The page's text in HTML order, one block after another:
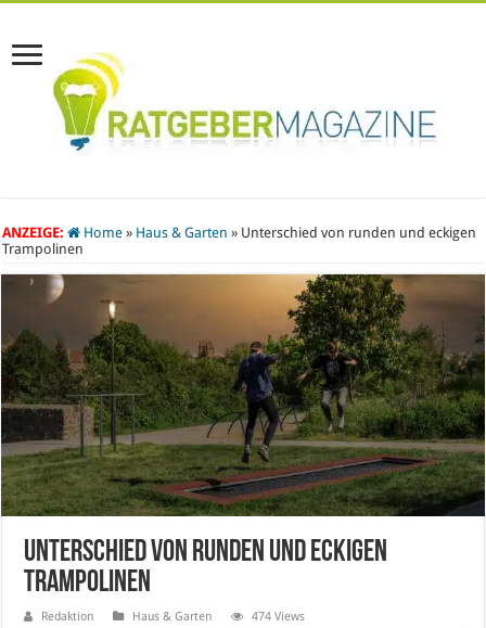
ANZEIGE: Home » Haus & Garten » Unterschied von runden und eckigen
Trampolinen
Unterschied von runden und eckigen
Trampolinen
Redaktion Haus & Garten 474 Views